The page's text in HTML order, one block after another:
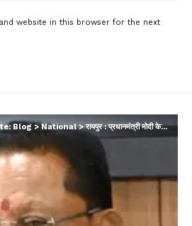
website in this browser for the next
Blog >National>रायपुर : प्रधानमंत्री मोदी के नेतृत्व में दुनिया में बड़ी ताकत के रूप में उभरा भारत…